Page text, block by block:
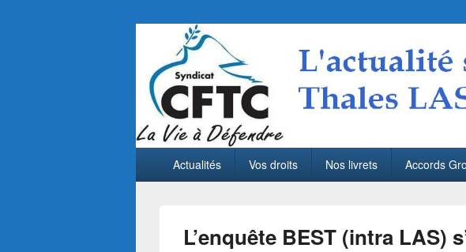
CFTC Thales LAS
principalActualités Vos droits Nos livrets Accords
L’enquête BEST (intra LAS)